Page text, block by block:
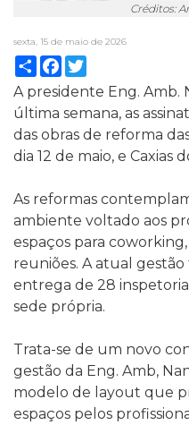
Créditos:
sexta, 15 de maio de 2026
Compartilhar
Facebook
A presidente Eng. Amb.
última semana, as
das obras de reforma
dia 12 de maio, e Caxias
As reformas
ambiente voltado aos
espaços para
reuniões. A atual gestão
entrega de 28
sede própria.
Trata-se de um novo
gestão da Eng. Amb,
modelo de layout que
espaços pelos